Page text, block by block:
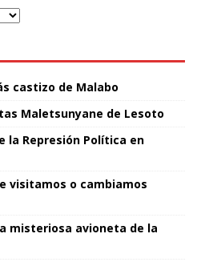
castizo de Malabo
Maletsunyane de Lesoto
la Represión Política en
visitamos o cambiamos
misteriosa avioneta de la